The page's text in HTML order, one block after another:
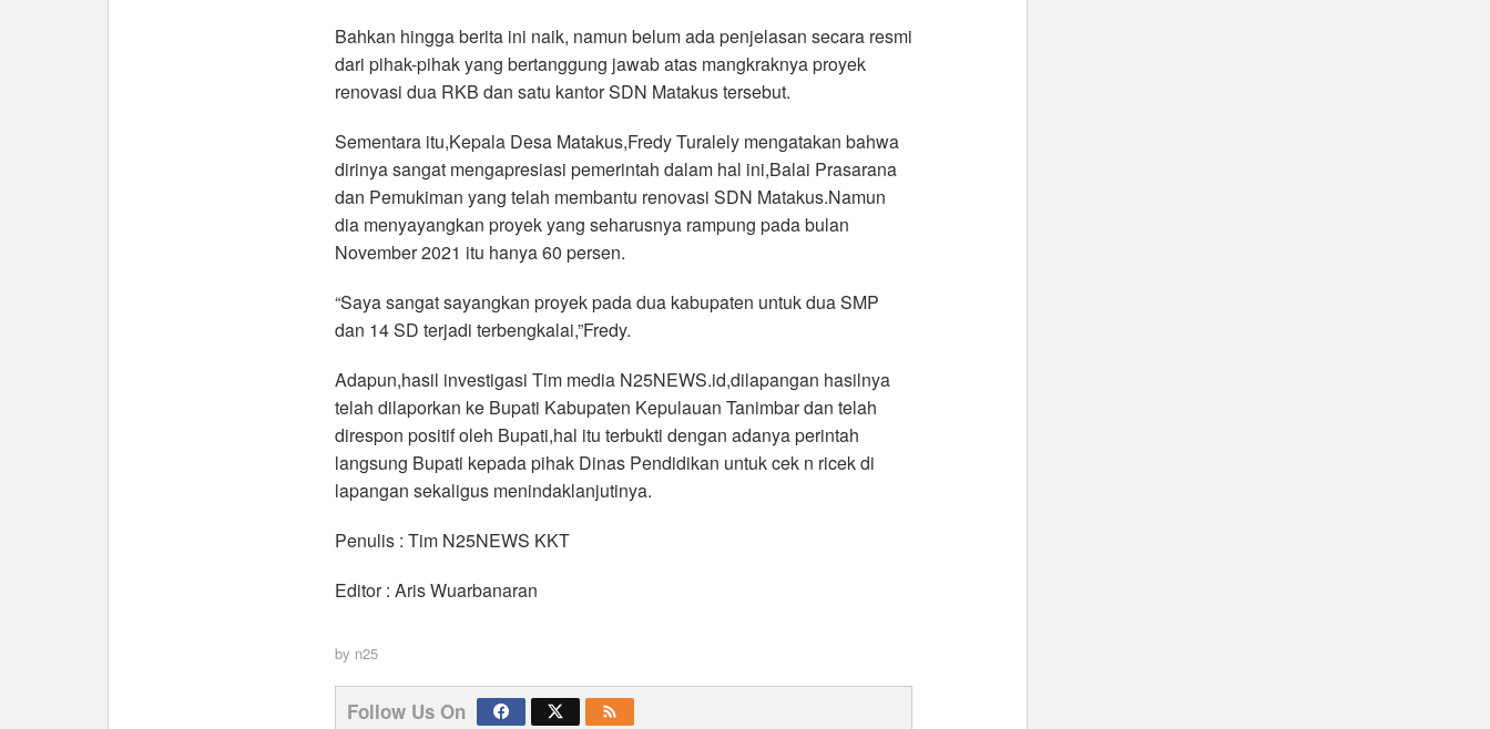
Bahkan hingga berita ini naik, namun belum ada penjelasan secara resmi
dari pihak-pihak yang bertanggung jawab atas mangkraknya proyek
renovasi dua RKB dan satu kantor SDN Matakus tersebut.
Sementara itu,Kepala Desa Matakus,Fredy Turalely mengatakan bahwa
dirinya sangat mengapresiasi pemerintah dalam hal ini,Balai Prasarana
dan Pemukiman yang telah membantu renovasi SDN Matakus.Namun
dia menyayangkan proyek yang seharusnya rampung pada bulan
November 2021 itu hanya 60 persen.
“Saya sangat sayangkan proyek pada dua kabupaten untuk dua SMP
dan 14 SD terjadi terbengkalai,”Fredy.
Adapun,hasil investigasi Tim media N25NEWS.id,dilapangan hasilnya
telah dilaporkan ke Bupati Kabupaten Kepulauan Tanimbar dan telah
direspon positif oleh Bupati,hal itu terbukti dengan adanya perintah
langsung Bupati kepada pihak Dinas Pendidikan untuk cek n ricek di
lapangan sekaligus menindaklanjutinya.
Penulis : Tim N25NEWS KKT
Editor : Aris Wuarbanaran
by n25
Follow Us On